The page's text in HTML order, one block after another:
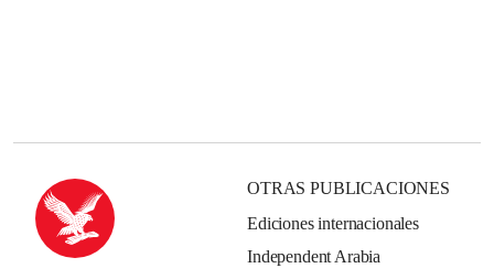
OTRAS PUBLICACIONES
Ediciones internacionales
Independent Arabia